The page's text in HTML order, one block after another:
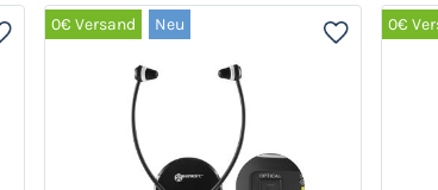
0€ Versand Neu 0€